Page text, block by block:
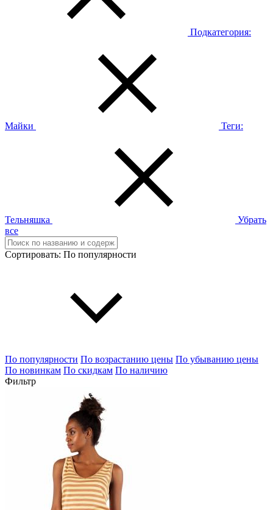
Подкатегория:
Майки Теги:
Тельняшка
Убрать
все
Сортировать: По популярности
По популярности По возрастанию цены По убыванию цены
По новинкам По скидкам По наличию
Фильтр